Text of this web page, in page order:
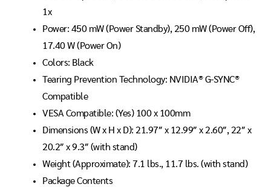
1x
Power: 450 mW (Power Standby), 250 mW (Power Off),
17.40 W (Power On)
Colors: Black
Tearing Prevention Technology: NVIDIA® G-SYNC®
Compatible
VESA Compatible: (Yes) 100 x 100mm
Dimensions (W x H x D): 21.97″ x 12.99″ x 2.60″, 22″ x
20.2″ x 9.3″ (with stand)
Weight (Approximate): 7.1 lbs., 11.7 lbs. (with stand)
Package Contents